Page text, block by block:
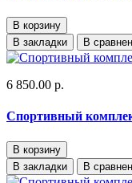
В корзину
В закладки
В
6 850.00 р.
Спортивный
В корзину
В закладки
В